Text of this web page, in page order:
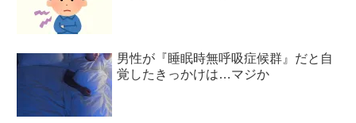
男性が『睡眠時無呼吸症候群』だと自
覚したきっかけは…マジか